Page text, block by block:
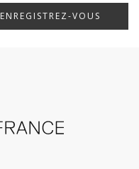
ENREGISTREZ-VOUS